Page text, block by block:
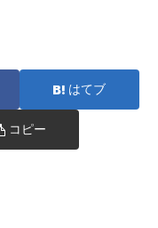
はてブ
コピー